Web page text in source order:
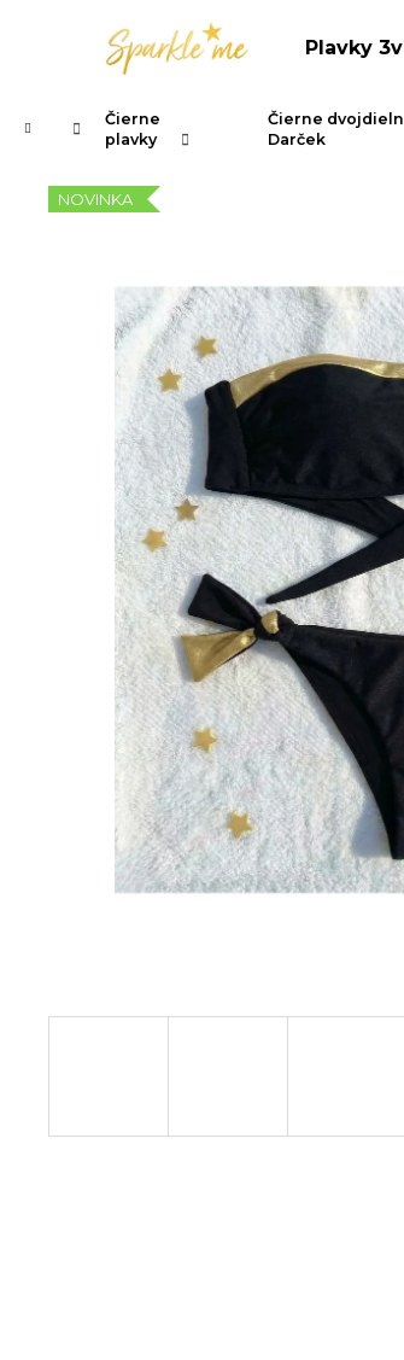
Plavky
Domov Čierne
plavky
Čierne
Darček
NOVINKA
Späť
obchodu
Späť
obchodu